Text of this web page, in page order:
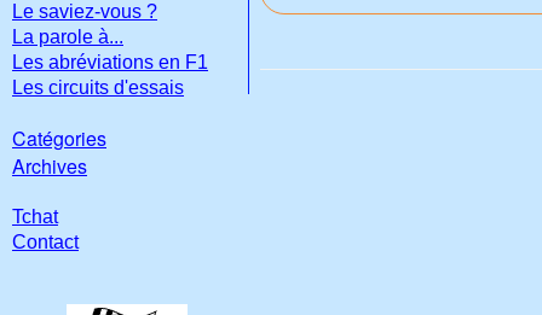
Le saviez-vous ?
La parole à...
Les abréviations en F1
Les circuits d'essais
Catégories
Archives
Tchat
Contact